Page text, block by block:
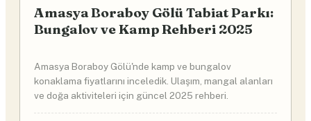
Amasya Boraboy Gölü Tabiat Parkı:
Bungalov ve Kamp Rehberi 2025
Amasya Boraboy Gölü'nde kamp ve bungalov
konaklama fiyatlarını inceledik. Ulaşım, mangal alanları
ve doğa aktiviteleri için güncel 2025 rehberi.